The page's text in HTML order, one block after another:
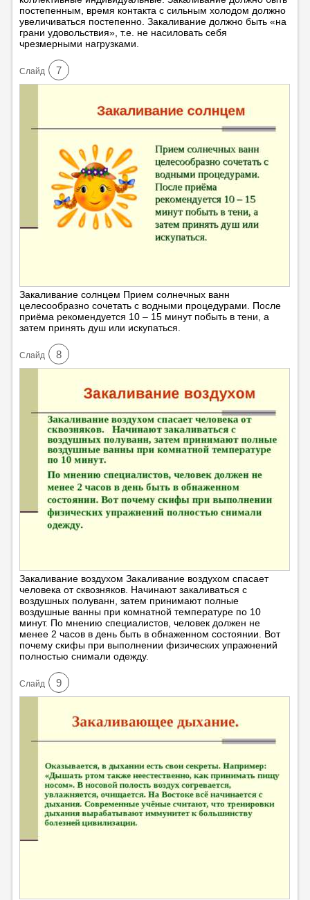
постепенным, время контакта с сильным холодом должно
увеличиваться постепенно. Закаливание должно быть «на
грани удовольствия», т.е. не насиловать себя
чрезмерными нагрузками.
Cлайд 7
Закаливание солнцем Прием солнечных ванн
целесообразно сочетать с водными процедурами. После
приёма рекомендуется 10 – 15 минут побыть в тени, а
затем принять душ или искупаться.
Cлайд 8
Закаливание воздухом Закаливание воздухом спасает
человека от сквозняков. Начинают закаливаться с
воздушных полуванн, затем принимают полные
воздушные ванны при комнатной температуре по 10
минут. По мнению специалистов, человек должен не
менее 2 часов в день быть в обнаженном состоянии. Вот
почему скифы при выполнении физических упражнений
полностью снимали одежду.
Cлайд 9